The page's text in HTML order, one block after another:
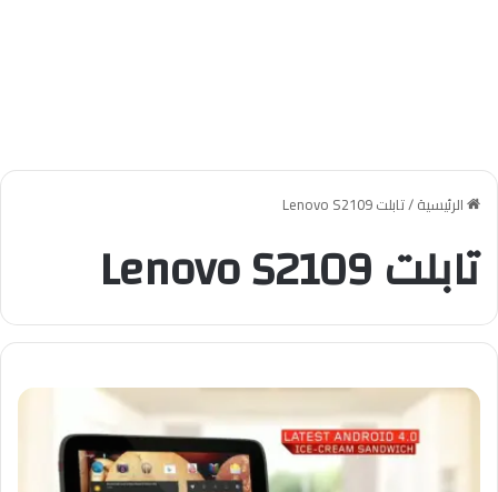
الرئيسية/تابلت Lenovo S2109
تابلت Lenovo S2109